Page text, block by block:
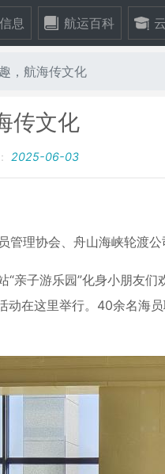
息 航运百科
，航海传文化
传文化
2025-06-03
管理协会、舟山海峡轮渡
“亲子游乐园”化身小朋友
动在这里举行。40余名海